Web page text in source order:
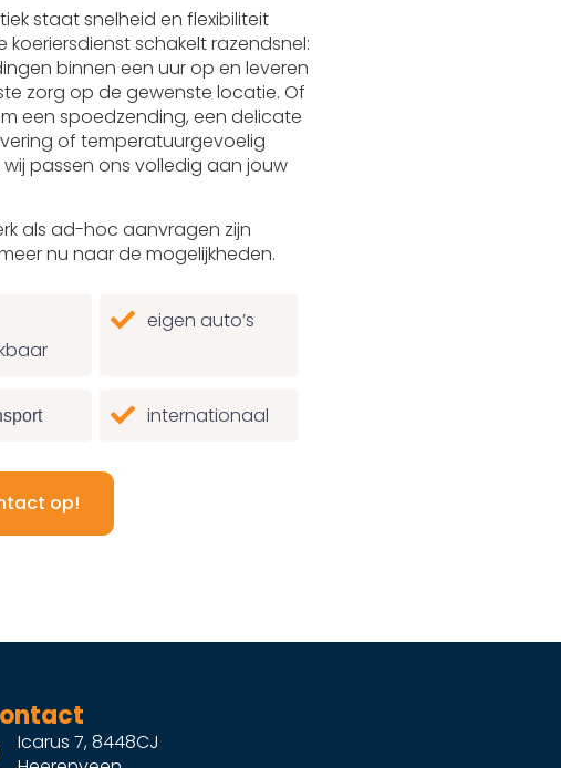
staat snelheid en flexibiliteit
koeriersdienst schakelt razendsnel:
binnen een uur op en leveren
zorg op de gewenste locatie. Of
een spoedzending, een delicate
of temperatuurgevoelig
passen ons volledig aan jouw
als ad-hoc aanvragen zijn
nu naar de mogelijkheden.
eigen auto’s
internationaal
op!
Icarus 7, 8448CJ